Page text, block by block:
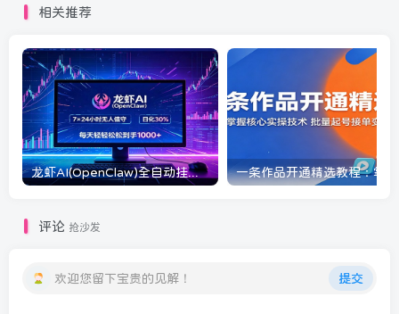
相关推荐
龙虾AI(OpenClaw)全自动挂机，智能操控电脑高效执行任务，每天轻松到手四位数
评论 抢沙发
欢迎您留下宝贵的见解！ 提交